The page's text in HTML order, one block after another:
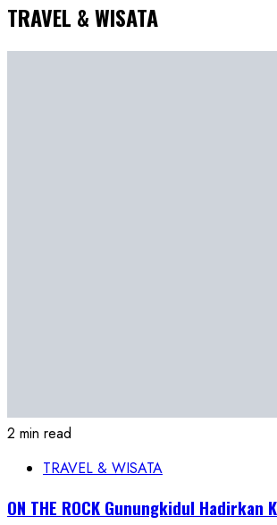
TRAVEL & WISATA
2 min read
TRAVEL & WISATA
ON THE ROCK Gunungkidul Hadirkan